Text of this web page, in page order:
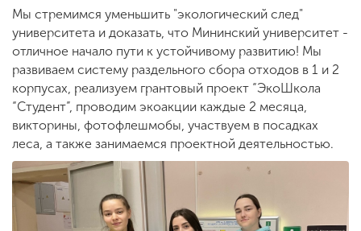
Сведения об
образовательной
организации
ENG SPN CHI
Приемная
комиссия
+7 (831) 262-26-20
Мы стремимся уменьшить "экологический след"
университета и доказать, что Мининский университет -
отличное начало пути к устойчивому развитию! Мы
развиваем систему раздельного сбора отходов в 1 и 2
корпусах, реализуем грантовый проект “ЭкоШкола
“Студент”, проводим экоакции каждые 2 месяца,
викторины, фотофлешмобы, участвуем в посадках
леса, а также занимаемся проектной деятельностью.